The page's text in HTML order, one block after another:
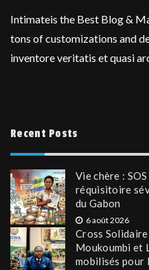
Intimateis the Best Blog &
tons of customizations and
inventore veritatis et quasi
Recent Posts
Vie chère :
réquisitoire
du Gabon
6 août 2026
Cross Solidaire
Moukoumbi et
mobilisés pour